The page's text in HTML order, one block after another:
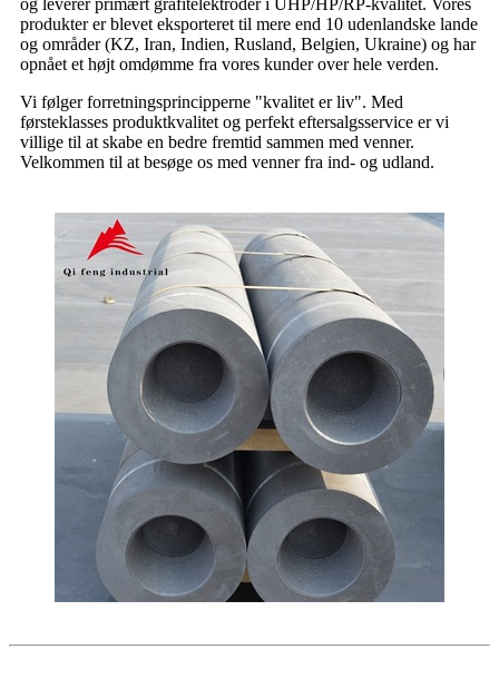
produkter er blevet eksporteret til mere end 10 udenlandske lande
og områder (KZ, Iran, Indien, Rusland, Belgien, Ukraine) og har
opnået et højt omdømme fra vores kunder over hele verden.
Vi følger forretningsprincipperne "kvalitet er liv". Med
førsteklasses produktkvalitet og perfekt eftersalgsservice er vi
villige til at skabe en bedre fremtid sammen med venner.
Velkommen til at besøge os med venner fra ind- og udland.